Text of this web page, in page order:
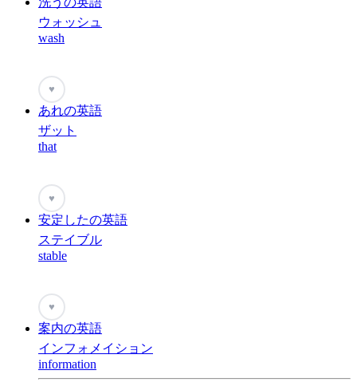
ウォッシュ
wash
♥
あれの英語
ザット
that
♥
安定したの英語
ステイブル
stable
♥
案内の英語
インフォメイション
information